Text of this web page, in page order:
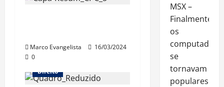
Marco Evangelista
16/03/2024
0
Direito
MSX –
Finalmente
os
se
tornavam
populares